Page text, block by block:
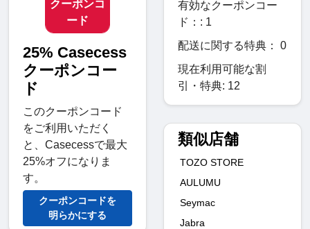
クーポンコ
ード
25% Casecess
クーポンコー
ド
このクーポンコード
をご利用いただく
と、Casecessで最大
25%オフになりま
す。
クーポンコードを
明らかにする
有効なクーポンコー
ド：: 1
配送に関する特典： 0
現在利用可能な割
引・特典: 12
類似店舗
TOZO STORE
AULUMU
Seymac
Jabra